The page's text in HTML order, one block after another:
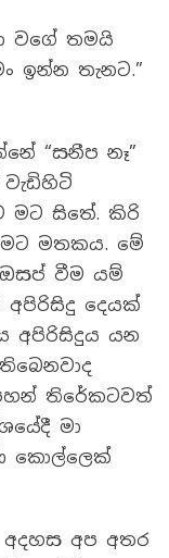
වගේ තමයි
ඉන්න තැනට.”
“සනීප නෑ”
මට සිතේ. කිරි
මතකය. මේ
වීම යම්
දෙයක්
අපිරිසිදුය යන
තිරේකටවත්
මා
කොල්ලෙක්
අදහස අප අතර